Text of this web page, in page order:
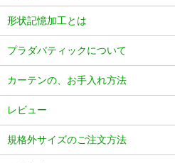
形状記憶加工とは
プラダバティックについて
カーテンの、お手入れ方法
レビュー
規格外サイズのご注文方法